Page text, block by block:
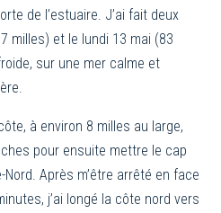
de l’estuaire. J’ai fait deux
milles) et le lundi 13 mai (83
sur une mer calme et
à environ 8 milles au large,
pour ensuite mettre le cap
Après m’être arrêté en face
j’ai longé la côte nord vers